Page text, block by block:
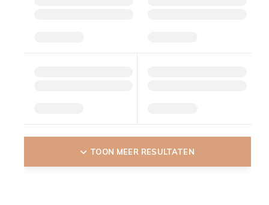
TOON MEER RESULTATEN